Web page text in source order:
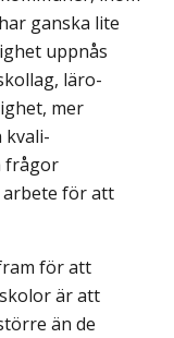
ganska lite
uppnås
läro­
mer
kvali­
frågor
för att
för att
är att
än de